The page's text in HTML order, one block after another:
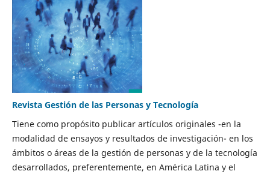
Revista Gestión de las Personas y Tecnología
Tiene como propósito publicar artículos originales -en la
modalidad de ensayos y resultados de investigación- en los
ámbitos o áreas de la gestión de personas y de la tecnología
desarrollados, preferentemente, en América Latina y el